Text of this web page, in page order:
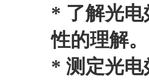
* 了解光电
性的理解。
* 测定光电